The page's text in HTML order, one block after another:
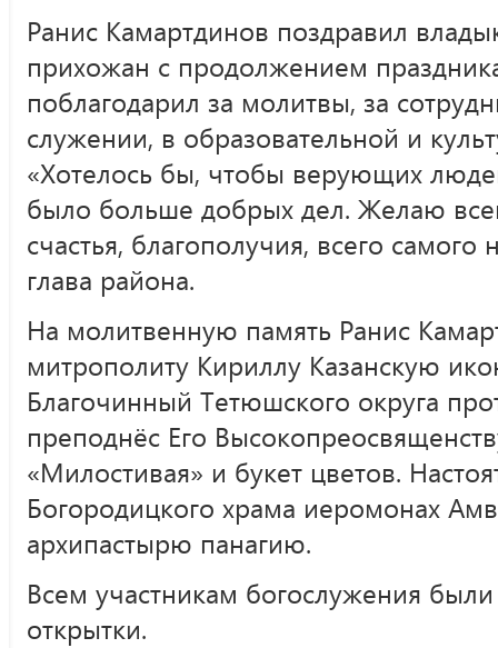
Ранис Камартдинов поздравил
прихожан с продолжением
поблагодарил за молитвы, за
служении, в образовательной и
«Хотелось бы, чтобы верующих
было больше добрых дел. Желаю
счастья, благополучия, всего
глава района.
На молитвенную память Ранис
митрополиту Кириллу Казанскую
Благочинный Тетюшского округа
преподнёс Его
«Милостивая» и букет цветов.
Богородицкого храма иеромонах
архипастырю панагию.
Всем участникам богослужения
открытки.